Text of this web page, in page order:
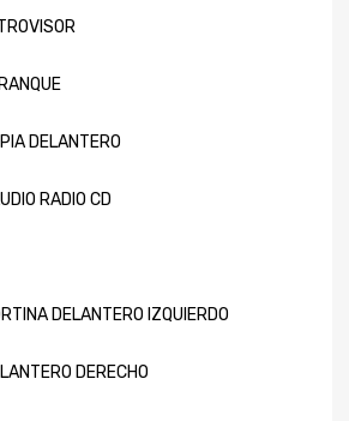
DELANTERO
RADIO CD
DELANTERO IZQUIERDO
DERECHO